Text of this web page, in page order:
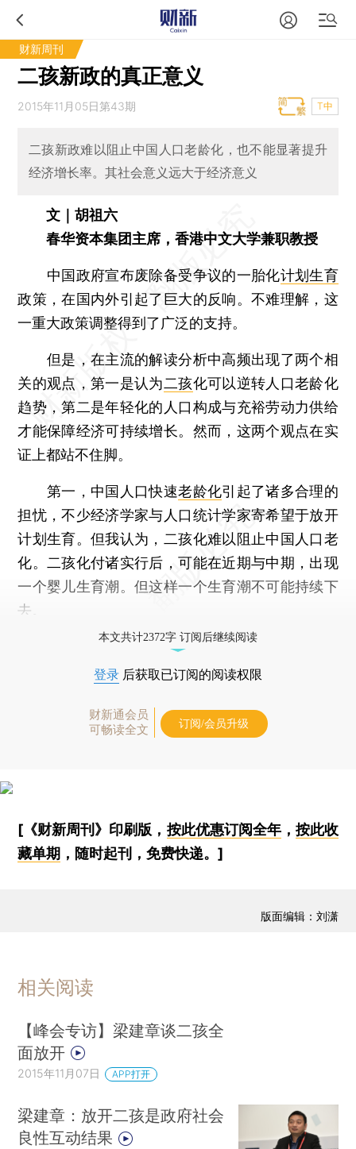
财新周刊
二孩新政的真正意义
2015年11月05日第43期 T中
二孩新政难以阻止中国人口老龄化，也不能显著提升
经济增长率。其社会意义远大于经济意义
文｜胡祖六
春华资本集团主席，香港中文大学兼职教授
中国政府宣布废除备受争议的一胎化计划生育
政策，在国内外引起了巨大的反响。不难理解，这
一重大政策调整得到了广泛的支持。
但是，在主流的解读分析中高频出现了两个相
关的观点，第一是认为二孩化可以逆转人口老龄化
趋势，第二是年轻化的人口构成与充裕劳动力供给
才能保障经济可持续增长。然而，这两个观点在实
证上都站不住脚。
第一，中国人口快速老龄化引起了诸多合理的
担忧，不少经济学家与人口统计学家寄希望于放开
计划生育。但我认为，二孩化难以阻止中国人口老
化。二孩化付诸实行后，可能在近期与中期，出现
一个婴儿生育潮。但这样一个生育潮不可能持续下
去。
本文共计2372字 订阅后继续阅读
登录 后获取已订阅的阅读权限
财新通会员
可畅读全文
订阅/会员升级
[《财新周刊》印刷版， 按此优惠订阅全年， 按此收
藏单期 ，随时起刊，免费快递。]
版面编辑：刘潇
相关阅读
【峰会专访】梁建章谈二孩全
面放开
2015年11月07日 APP打开
梁建章：放开二孩是政府社会
良性互动结果